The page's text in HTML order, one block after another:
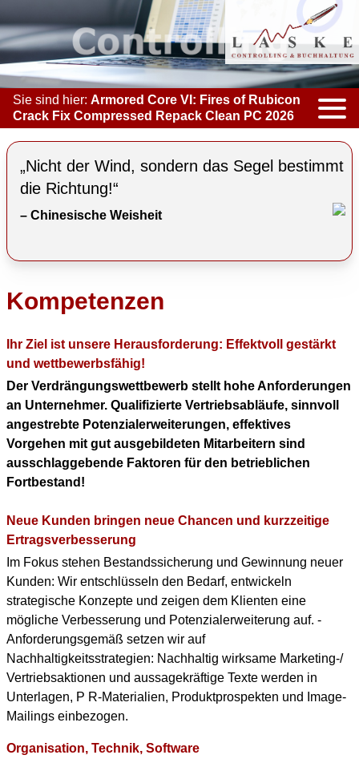
Sie sind hier: Armored Core VI: Fires of Rubicon
Crack Fix Compressed Repack Clean PC 2026
KOMPETENZEN
ACCOUNTING & BOOKKEEPING
CONTROLLING
COACHING
DOWNLOAD PDF
BERUFLICHER WERDEGANG
„Nicht der Wind, sondern das Segel bestimmt
die Richtung!“
– Chinesische Weisheit
Kompetenzen
Ihr Ziel ist unsere Herausforderung: Effektvoll gestärkt
und wettbewerbsfähig!
Der Verdrängungswettbewerb stellt hohe Anforderungen
an Unternehmer. Qualifizierte Vertriebsabläufe, sinnvoll
angestrebte Potenzialerweiterungen, effektives
Vorgehen mit gut ausgebildeten Mitarbeitern sind
ausschlaggebende Faktoren für den betrieblichen
Fortbestand!
Neue Kunden bringen neue Chancen und kurzzeitige
Ertragsverbesserung
Im Fokus stehen Bestandssicherung und Gewinnung neuer
Kunden: Wir entschlüsseln den Bedarf, entwickeln
strategische Konzepte und zeigen dem Klienten eine
mögliche Verbesserung und Potenzialerweiterung auf. -
Anforderungsgemäß setzen wir auf
Nachhaltigkeitsstrategien: Nachhaltig wirksame Marketing-/
Vertriebsaktionen und aussagekräftige Texte werden in
Unterlagen, P R-Materialien, Produktprospekten und Image-
Mailings einbezogen.
Organisation, Technik, Software